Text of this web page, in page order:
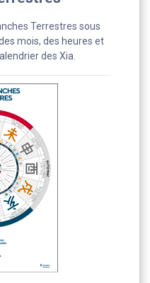
Terrestres sous
mois, des heures et
des Xia.